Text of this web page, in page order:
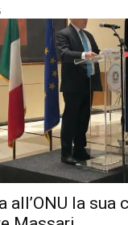
all’ONU la sua